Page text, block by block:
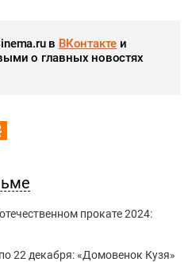
в ВКонтакте и
о главных новостях
прокате 2024:
22 декабря: «Домовенок Кузя»